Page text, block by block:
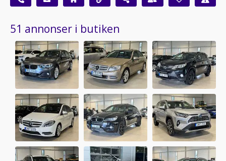
51 annonser i butiken